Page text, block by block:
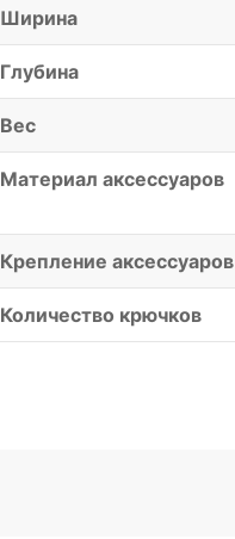
Ширина
Глубина
Вес
Материал аксессуаров
Крепление аксессуаров
Количество крючков